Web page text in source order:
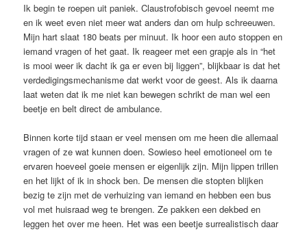
Ik begin te roepen uit paniek. Claustrofobisch gevoel neemt me
en ik weet even niet meer wat anders dan om hulp schreeuwen.
Mijn hart slaat 180 beats per minuut. Ik hoor een auto stoppen en
iemand vragen of het gaat. Ik reageer met een grapje als in “het
is mooi weer ik dacht ik ga er even bij liggen”, blijkbaar is dat het
verdedigingsmechanisme dat werkt voor de geest. Als ik daarna
laat weten dat ik me niet kan bewegen schrikt de man wel een
beetje en belt direct de ambulance.
Binnen korte tijd staan er veel mensen om me heen die allemaal
vragen of ze wat kunnen doen. Sowieso heel emotioneel om te
ervaren hoeveel goeie mensen er eigenlijk zijn. Mijn lippen trillen
en het lijkt of ik in shock ben. De mensen die stopten blijken
bezig te zijn met de verhuizing van iemand en hebben een bus
vol met huisraad weg te brengen. Ze pakken een dekbed en
leggen het over me heen. Het was een beetje surrealistisch daar